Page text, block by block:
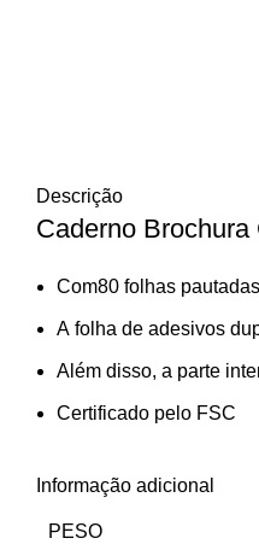
Descrição
Caderno
Com80 folhas
A folha de adesivos
Além disso, a parte
Certificado pelo FSC
Informação adicional
PESO